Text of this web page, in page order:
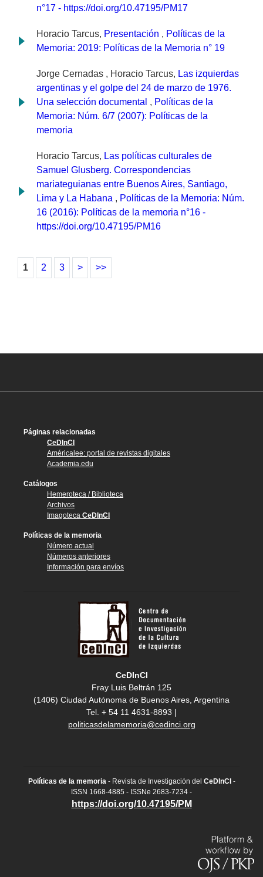
n°17 - https://doi.org/10.47195/PM17
Horacio Tarcus, Presentación , Políticas de la
Memoria: 2019: Políticas de la Memoria n° 19
Jorge Cernadas , Horacio Tarcus, Las izquierdas
argentinas y el golpe del 24 de marzo de 1976.
Una selección documental , Políticas de la
Memoria: Núm. 6/7 (2007): Políticas de la
memoria
Horacio Tarcus, Las políticas culturales de
Samuel Glusberg. Correspondencias
mariateguianas entre Buenos Aires, Santiago,
Lima y La Habana , Políticas de la Memoria: Núm.
16 (2016): Políticas de la memoria n°16 -
https://doi.org/10.47195/PM16
1 2 3 > >>
Páginas relacionadas
CeDInCI
Américalee: portal de revistas digitales
Academia.edu
Catálogos
Hemeroteca / Biblioteca
Archivos
Imagoteca CeDInCI
Políticas de la memoria
Número actual
Números anteriores
Información para envíos
CeDInCI
Fray Luis Beltrán 125
(1406) Ciudad Autónoma de Buenos Aires, Argentina
Tel. + 54 11 4631-8893 |
politicasdelamemoria@cedinci.org
Políticas de la memoria- Revista de Investigación del CeDInCI -
ISSN 1668-4885 - ISSNe 2683-7234 -
https://doi.org/10.47195/PM